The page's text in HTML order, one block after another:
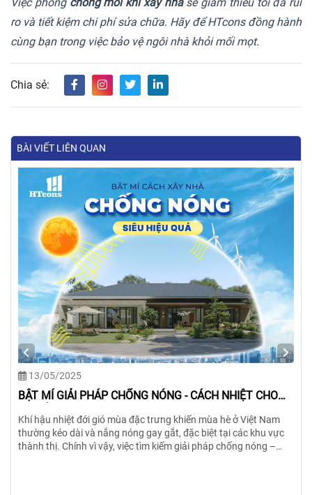
ro và tiết kiệm chi phí sửa chữa. Hãy để HTcons đồng hành
cùng bạn trong việc bảo vệ ngôi nhà khỏi mối mọt.
Chia sẻ:
BÀI VIẾT LIÊN QUAN
11/11/2024
Khám phá cách tính chi phí xây móng hiệu quả cùng HTcons!